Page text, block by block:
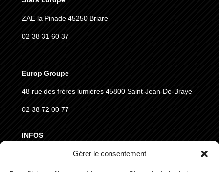
Gérer le consentement
ZAE la Pinade 45250 Briare
02 38 31 60 37
Europ Groupe
48 rue des frères lumières 45800 Saint-Jean-De-Braye
02 38 72 00 77
INFOS